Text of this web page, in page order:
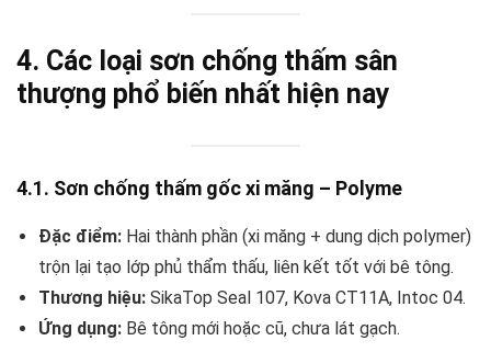
4. Các loại sơn chống thấm sân
thượng phổ biến nhất hiện nay
4.1. Sơn chống thấm gốc xi măng – Polyme
Đặc điểm: Hai thành phần (xi măng + dung dịch polymer)
trộn lại tạo lớp phủ thẩm thấu, liên kết tốt với bê tông.
Thương hiệu: SikaTop Seal 107, Kova CT11A, Intoc 04.
Ứng dụng: Bê tông mới hoặc cũ, chưa lát gạch.